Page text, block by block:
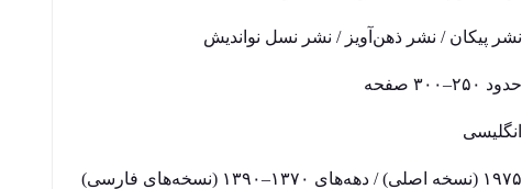
نشر پیکان / نشر ذهن‌آویز / نشر نسل نواندیش
حدود ۲۵۰–۳۰۰ صفحه
انگلیسی
۱۹۷۵ (نسخه اصلی) / دهه‌های ۱۳۷۰–۱۳۹۰ (نسخه‌های فارسی)